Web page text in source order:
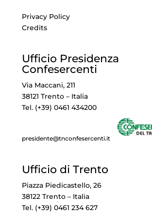
Privacy Policy
Credits
Ufficio Presidenza
Confesercenti
Via Maccani, 211
38121 Trento – Italia
Tel. (+39) 0461 434200
presidente@tnconfesercenti.it
Ufficio di Trento
Piazza Piedicastello, 26
38122 Trento – Italia
Tel. (+39) 0461 234 627